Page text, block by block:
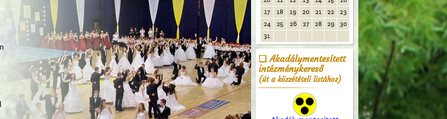
17
18 19 20 21 22
23
24
25 26 27 28 29
30
31
Akadálymentesített
intézménykereső
(út a közzétételi listához)